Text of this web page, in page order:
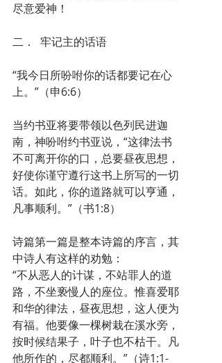
尽意爱神！
二．	牢记主的话语
“我今日所吩咐你的话都要记在心
上。”（申6:6）
当约书亚将要带领以色列民进迦
南，神吩咐约书亚说，“这律法书
不可离开你的口，总要昼夜思想，
好使你谨守遵行这书上所写的一切
话。如此，你的道路就可以亨通，
凡事顺利。”（书1:8）
诗篇第一篇是整本诗篇的序言，其
中诗人有这样的劝勉：
“不从恶人的计谋，不站罪人的道
路，不坐亵慢人的座位。惟喜爱耶
和华的律法，昼夜思想，这人便为
有福。他要像一棵树栽在溪水旁，
按时候结果子，叶子也不枯干。凡
他所作的，尽都顺利。”（诗1:1-